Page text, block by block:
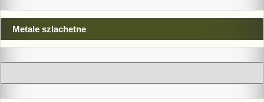
Metale szlachetne